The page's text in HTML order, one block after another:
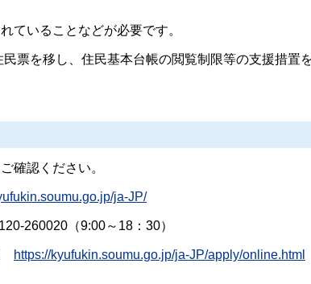
いることなどが必要です。
を移し、住民基本台帳の閲覧制限等の支援措置
確認ください。
ja-JP/
（9:00～18：30）
https://kyufukin.soumu.go.jp/ja-JP/apply/online.html